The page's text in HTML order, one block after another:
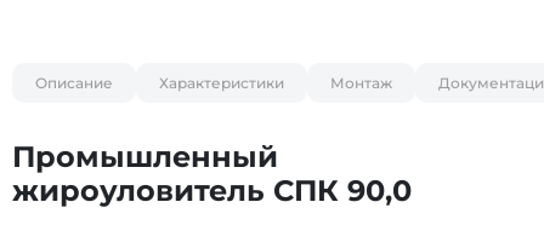
Описание Характеристики Монтаж
Промышленный
жироуловитель СПК 90,0